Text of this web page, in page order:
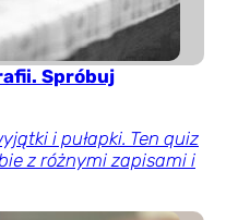
Spróbuj
i pułapki. Ten quiz
z różnymi zapisami i